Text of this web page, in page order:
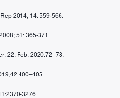
2014; 14: 559-566.
51: 365-371.
22. Feb. 2020:72–78.
3276.